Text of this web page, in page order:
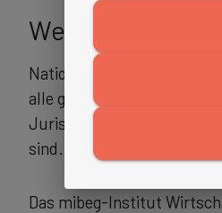
Weiterbildung
National wie international
alle gesellschaftlichen
Juristen benötigt, die sich
sind.
Das mibeg-Institut